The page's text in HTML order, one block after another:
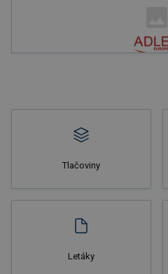
Tlačoviny
Letáky